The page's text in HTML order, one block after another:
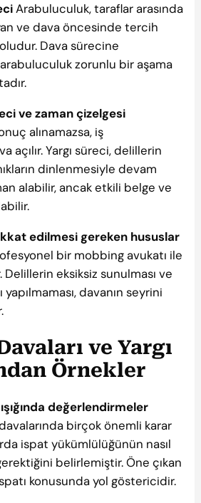
Arabuluculuk, taraflar arasında
ve dava öncesinde tercih
Dava sürecine
zorunlu bir aşama
ve zaman çizelgesi
alınamazsa, iş
açılır. Yargı süreci, delillerin
dinlenmesiyle devam
alabilir, ancak etkili belge ve
edilmesi gereken hususlar
bir mobbing avukatı ile
Delillerin eksiksiz sunulması ve
davanın seyrini
ve Yargı
Örnekler
değerlendirmeler
birçok önemli karar
ispat yükümlülüğünün nasıl
belirlemiştir. Öne çıkan
konusunda yol göstericidir.